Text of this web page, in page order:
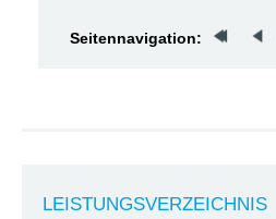
Seitennavigation:
LEISTUNGSVERZEICHNIS